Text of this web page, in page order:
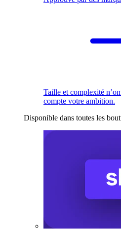
Taille et complexité
compte votre ambition.
Disponible dans toutes les